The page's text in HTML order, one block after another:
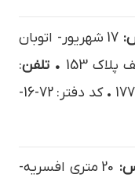
17 شهريور- اتوبان
153
• تلفن:
2133704042 • (کدپستی: 1774795847 • کد دفتر: 72-16-
20 متری افسریه-